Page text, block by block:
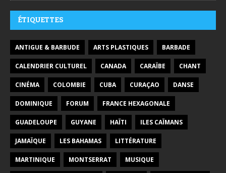
ÉTIQUETTES
ANTIGUE & BARBUDE ARTS PLASTIQUES BARBADE
CALENDRIER CULTUREL CANADA CARAÏBE CHANT
CINÉMA COLOMBIE CUBA CURAÇAO DANSE
DOMINIQUE FORUM FRANCE HEXAGONALE
GUADELOUPE GUYANE HAÏTI ILES CAÏMANS
JAMAÏQUE LES BAHAMAS LITTÉRATURE
MARTINIQUE MONTSERRAT MUSIQUE